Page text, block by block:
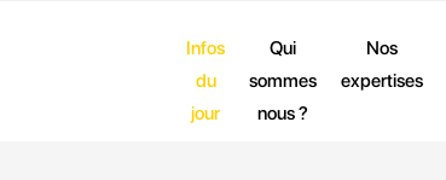
Infos
du
jour
Qui
sommes
nous ?
Nos
expertises